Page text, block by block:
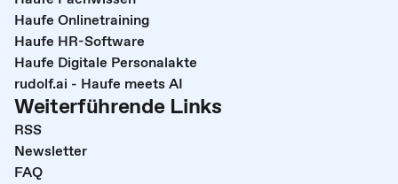
Haufe Onlinetraining
Haufe HR-Software
Haufe Digitale Personalakte
rudolf.ai - Haufe meets AI
Weiterführende Links
RSS
Newsletter
FAQ